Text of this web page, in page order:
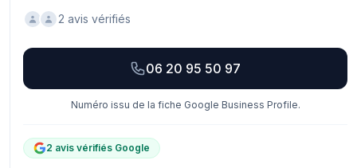
2 avis vérifiés
06 20 95 50 97
Numéro issu de la fiche Google Business Profile.
2 avis vérifiés Google